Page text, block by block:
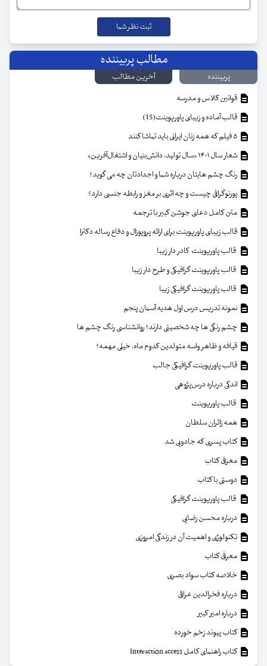
مطالب پربیننده
پربیننده
آخرین مطالب
قوانین کلاس و مدرسه
قالب آماده و زیبای پاورپوینت(15)
شعار سال ۱۴۰۱ «سال تولید، دانش‌بنیان و اشتغال‌آفرین»
رنگ چشم هایتان درباره شما و اجدادتان چه می گوید؟
پورنوگرافی چیست و چه اثری بر مغز و رابطه جنسی دارد؟
متن کامل دعای جوشن کبیر با ترجمه
قالب زیبای پاورپوینت برای ارائه پروپوزال و دفاع رساله دکترا
قالب پاورپوینت کادر دار زیبا
قالب پاورپوینت گرافیکی و طرح دار زیبا
قالب پاورپوینت گرافیکی زیبا
نمونه تدریس درس اول هدیه آسمان پنجم
چشم رنگی ها چه شخصیتی دارند؟ روانشناسی رنگ چشم ها
قیافه و ظاهر واسه متولدین کدوم ماه، خیلی مهمه؟
قالب پاورپوینت گرافیکی جالب
اندکی درباره درس‌پژوهی
قالب پاورپوینت
همه زائران سلطان
کتاب پسری که جادویی شد
معرفی کتاب
دوستی با کتاب
قالب پاورپوینت گرافیکی
درباره محسن رضایی
تکنولوژی و اهمیت آن در زندگی امروزی
معرفی کتاب
خلاصه کتاب سواد بصری
درباره فخرالدین عراقی
درباره امیر کبیر
کتاب پیوند زخم خورده
کتاب راهنمای کامل Interaction access